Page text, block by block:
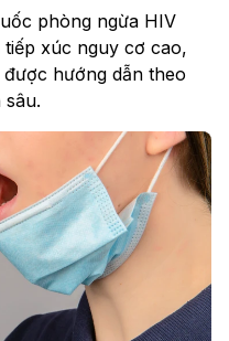
phòng ngừa HIV
xúc nguy cơ cao,
hướng dẫn theo
sâu.